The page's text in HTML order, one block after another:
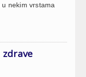
nekim vrstama